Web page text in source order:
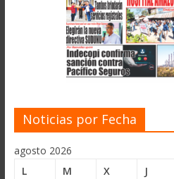
Noticias por Fecha
agosto 2026
L
M X J